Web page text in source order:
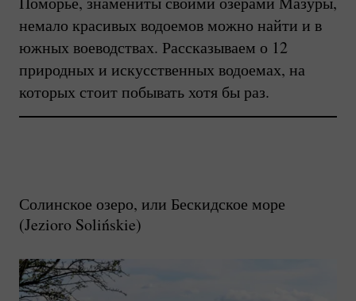
немало красивых водоемов можно найти и в
южных воеводствах. Рассказываем о 12
природных и искусственных водоемах, на
которых стоит побывать хотя бы раз.
Солинское озеро, или Бескидское море
(Jezioro Solińskie)